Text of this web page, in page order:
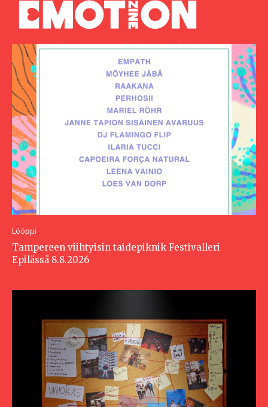
Lööppi
Tampereen viihtyisin taidepiknik Festivalleri
Epilässä 8.8.2026